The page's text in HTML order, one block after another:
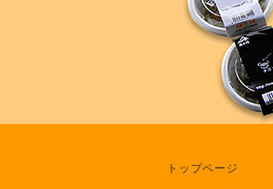
トップページ